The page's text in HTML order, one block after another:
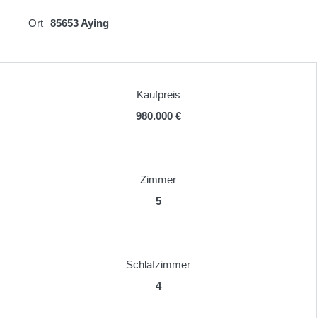
Ort 85653 Aying
Kaufpreis
980.000 €
Zimmer
5
Schlafzimmer
4